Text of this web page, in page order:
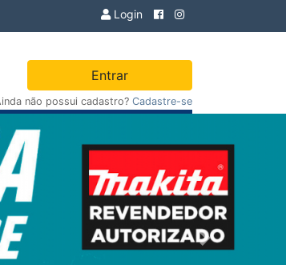
Login
Entrar
não possui cadastro? Cadastre-se